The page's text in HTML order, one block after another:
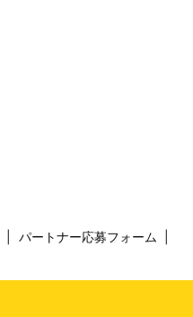
パートナー応募フォーム